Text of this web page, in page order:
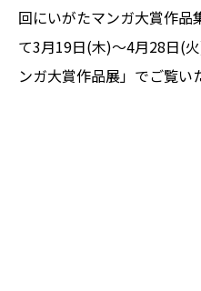
回にいがたマンガ大賞作品
て3月19日(木)～4月28日(
ンガ大賞作品展」でご覧い